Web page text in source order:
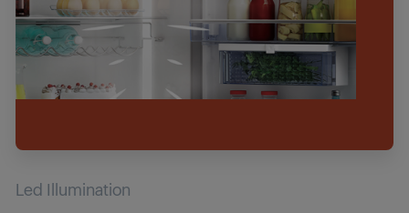
Led Illumination